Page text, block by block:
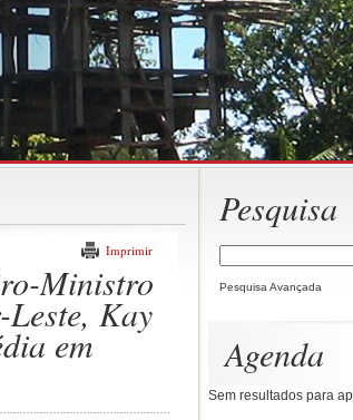
Pesquisa
Pesquisa Avançada
Agenda
Sem resultados para
Ministro
Kay
em
Imprimir